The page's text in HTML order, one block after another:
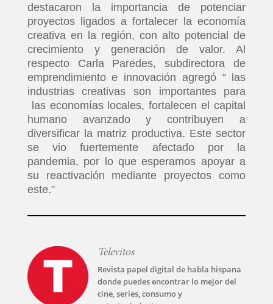
destacaron la importancia de potenciar
proyectos ligados a fortalecer la economía
creativa en la región, con alto potencial de
crecimiento y generación de valor. Al
respecto Carla Paredes, subdirectora de
emprendimiento e innovación agregó “ las
industrias creativas son importantes para
las economías locales, fortalecen el capital
humano avanzado y contribuyen a
diversificar la matriz productiva. Este sector
se vio fuertemente afectado por la
pandemia, por lo que esperamos apoyar a
su reactivación mediante proyectos como
este.”
Televitos
Revista papel digital de habla hispana
donde puedes encontrar lo mejor del
cine, series, consumo y